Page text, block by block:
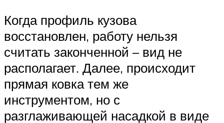
Когда профиль кузова
восстановлен, работу нельзя
считать законченной – вид не
располагает. Далее, происходит
прямая ковка тем же
инструментом, но с
разглаживающей насадкой в виде